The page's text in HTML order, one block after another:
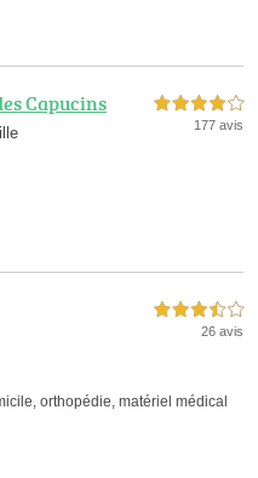
Capucins 4,0 étoiles sur 5
177 avis
3,5 étoiles sur 5
26 avis
orthopédie matériel médical